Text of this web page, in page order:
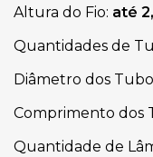
Altura do Fio: até
Quantidades de
Diâmetro dos
Comprimento dos
Quantidade de